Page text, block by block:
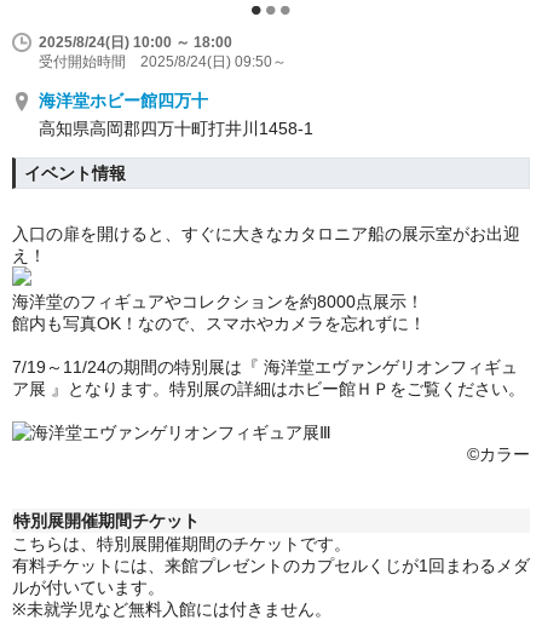
2025/8/24(日) 10:00 ～ 18:00
受付開始時間 2025/8/24(日) 09:50～
海洋堂ホビー館四万十
高知県高岡郡四万十町打井川1458-1
イベント情報
入口の扉を開けると、すぐに大きなカタロニア船の展示室がお出迎
え！
海洋堂のフィギュアやコレクションを約8000点展示！
館内も写真OK！なので、スマホやカメラを忘れずに！
7/19～11/24の期間の特別展は『 海洋堂エヴァンゲリオンフィギュ
ア展 』となります。特別展の詳細はホビー館ＨＰをご覧ください。
©カラー
特別展開催期間チケット
こちらは、特別展開催期間のチケットです。
有料チケットには、来館プレゼントのカプセルくじが1回まわるメダ
ルが付いています。
※未就学児など無料入館には付きません。